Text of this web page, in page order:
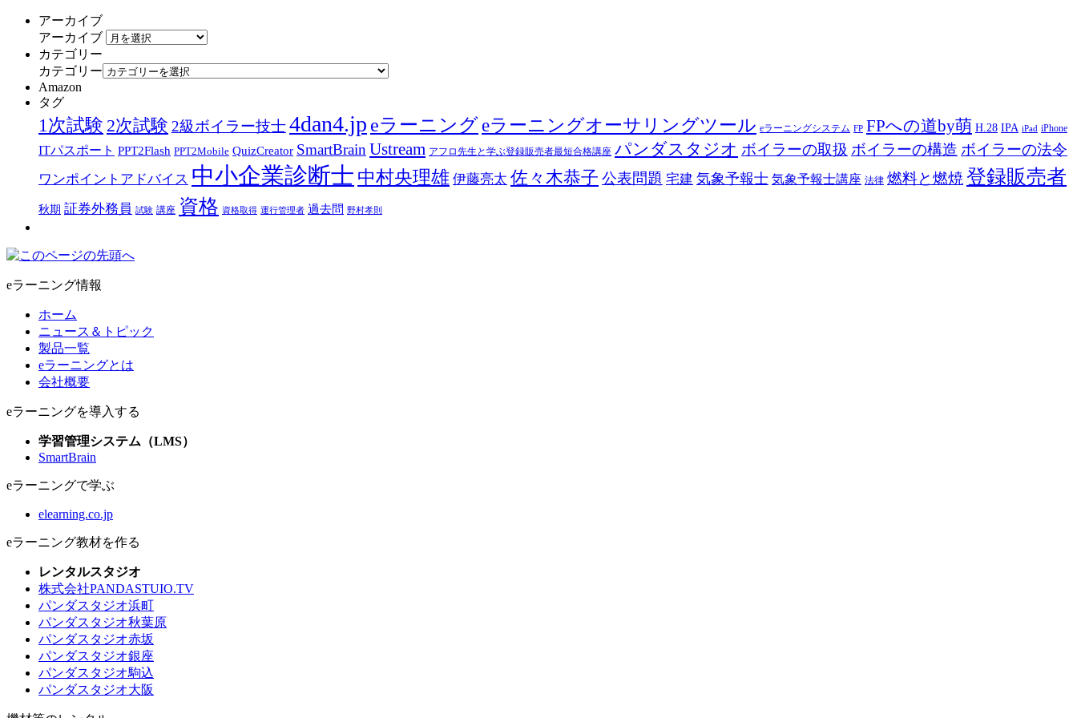
アーカイブ
アーカイブ
カテゴリー
カテゴリー
Amazon
タグ
1次試験 2次試験 2級ボイラー技士4dan4.jp eラーニング eラーニングオーサリングツール eラーニングシステム FP FPへの道by萌 H.28 IPA iPad iPhone
ITパスポート PPT2Flash PPT2Mobile QuizCreator SmartBrain Ustream アフロ先生と学ぶ登録販売者最短合格講座 パンダスタジオ ボイラーの取扱 ボイラーの構造 ボイラーの法令
ワンポイントアドバイス 中小企業診断士 中村央理雄 伊藤亮太 佐々木恭子 公表問題 宅建 気象予報士 気象予報士講座 法律 燃料と燃焼 登録販売者
秋期 証券外務員 試験 講座 資格 資格取得 運行管理者 過去問 野村孝則
eラーニング情報
ホーム
ニュース＆トピック
製品一覧
eラーニングとは
会社概要
eラーニングを導入する
学習管理システム（LMS）
SmartBrain
eラーニングで学ぶ
elearning.co.jp
eラーニング教材を作る
レンタルスタジオ
株式会社PANDASTUIO.TV
パンダスタジオ浜町
パンダスタジオ秋葉原
パンダスタジオ赤坂
パンダスタジオ銀座
パンダスタジオ駒込
パンダスタジオ大阪